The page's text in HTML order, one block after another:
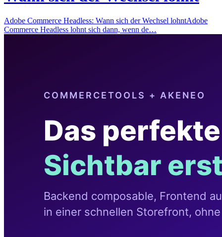
Adobe Commerce Headless: Wann sich der Wechsel lohntAdobe
Commerce Headless lohnt sich dann, wenn de…